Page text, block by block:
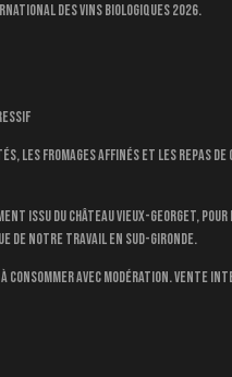
des Vins Biologiques 2026.
les fromages affinés et les repas
issu du Château Vieux-Georget,
de notre travail en Sud-Gironde.
consommer avec modération. Vente